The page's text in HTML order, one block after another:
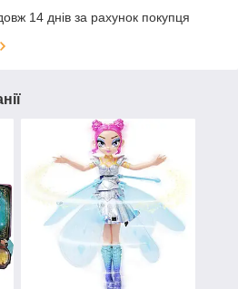
14 днів за рахунок покупця